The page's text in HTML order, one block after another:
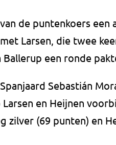
de puntenkoers een
Larsen, die twee
een ronde
Sebastián
en Heijnen
zilver (69 punten) en